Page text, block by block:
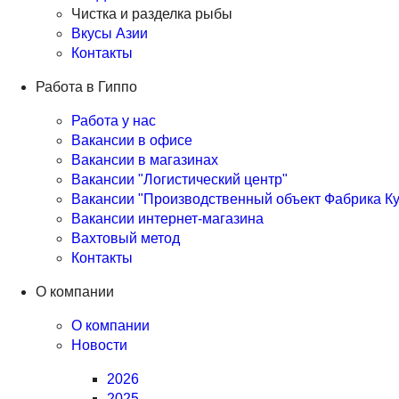
Чистка и разделка рыбы
Вкусы Азии
Контакты
Работа в Гиппо
Работа у нас
Вакансии в офисе
Вакансии в магазинах
Вакансии "Логистический центр"
Вакансии "Производственный объект Фабрика
Вакансии интернет-магазина
Вахтовый метод
Контакты
О компании
О компании
Новости
2026